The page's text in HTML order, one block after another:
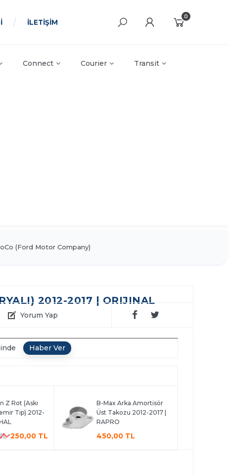
İLETİŞİM
0
Connect Courier Transit
(Ford Motor Company)
2012-2017 | ORIJINAL
Yorum Yap
Z Rot (Askı
Tip) 2012-
250,00 TL
B-Max Arka Amortisör
Üst Takozu 2012-2017 |
RAPRO
450,00 TL